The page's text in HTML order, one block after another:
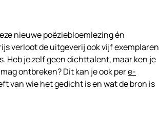
nieuwe poëziebloemlezing én
verloot de uitgeverij ook vijf exemplaren
Heb je zelf geen dichttalent, maar ken je
ontbreken? Dit kan je ook pere-
van wie het gedicht is en wat de bron is